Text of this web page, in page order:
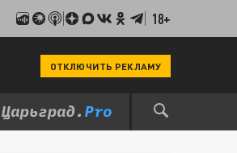
18+
ОТКЛЮЧИТЬ РЕКЛАМУ